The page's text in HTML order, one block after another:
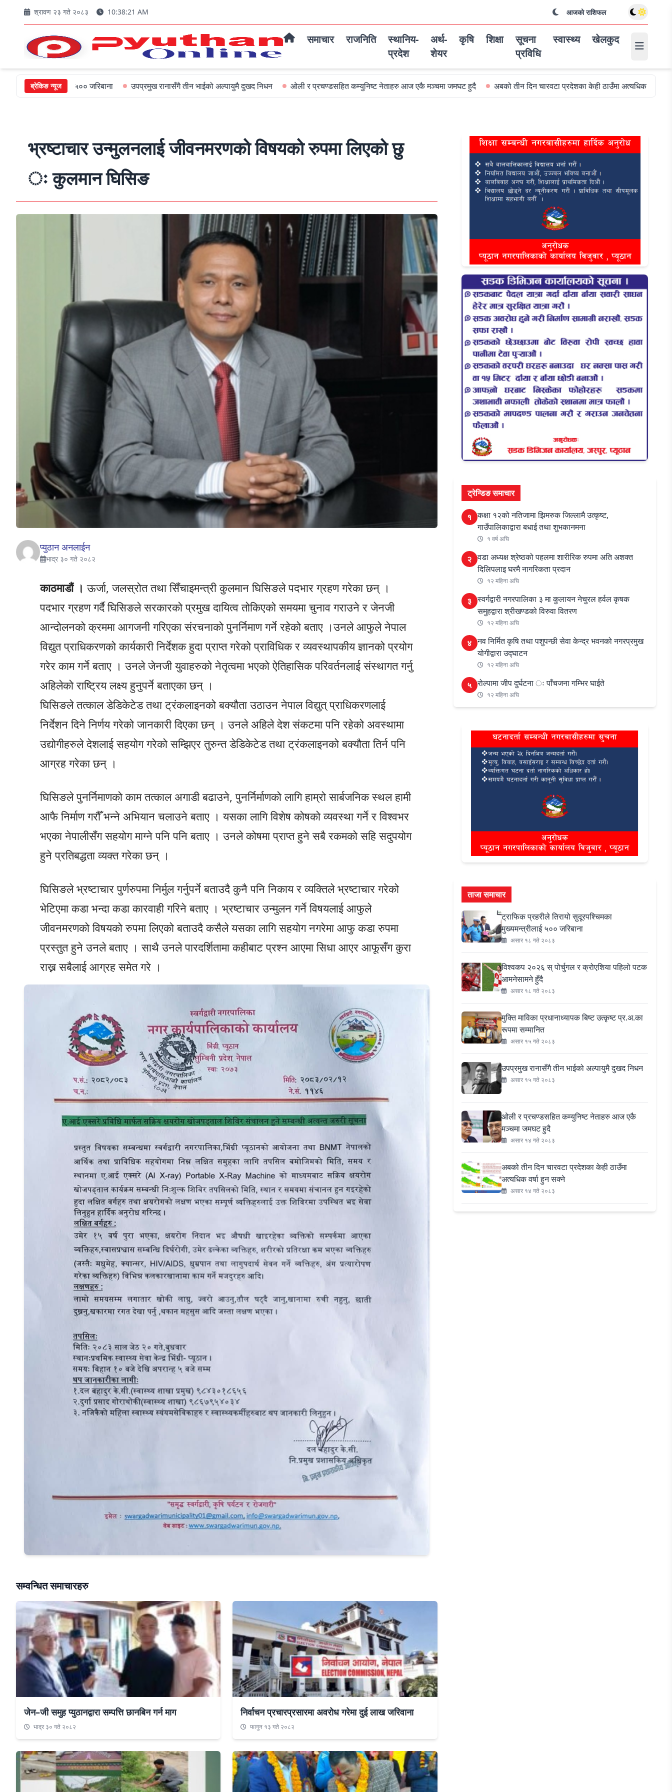
श्रावण २३ गते २०८३ 10:38:23 AM आजको राशिफल
समाचार राजनिति
स्थानिय-
प्रदेश
अर्थ-
शेयर
कृषि शिक्षा
सूचना
प्रविधि
स्वास्थ्य खेलकुद
ब्रेकिङ न्यूज
५०० जरिबाना उपप्रमुख रानासँगै तीन भाईको अल्पायुमै दुखद निधन ओली र प्रचण्डसहित कम्युनिष्ट नेताहरु आज एकै मञ्चमा जमघट हुदै अबको तीन दिन चारवटा प्रदेशका केही ठाउँमा अत्यधिक वर्षा हुन सक्ने
भ्रष्टाचार उन्मुलनलाई जीवनमरणको विषयको रुपमा लिएको छु
ः कुलमान घिसिङ
प्युठान अनलाईन
भाद्र ३० गते २०८२
काठमाडौं । ऊर्जा, जलस्रोत तथा सिँचाइमन्त्री कुलमान घिसिङले पदभार ग्रहण गरेका छन् ।
पदभार ग्रहण गर्दै घिसिङले सरकारको प्रमुख दायित्व तोकिएको समयमा चुनाव गराउने र जेनजी
आन्दोलनको क्रममा आगजनी गरिएका संरचनाको पुनर्निमाण गर्ने रहेको बताए ।उनले आफुले नेपाल
विद्युत प्राधिकरणको कार्यकारी निर्देशक हुदा प्राप्त गरेको प्राविधिक र व्यवस्थापकीय ज्ञानको प्रयोग
गरेर काम गर्ने बताए । उनले जेनजी युवाहरुको नेतृत्वमा भएको ऐतिहासिक परिवर्तनलाई संस्थागत गर्नु
अहिलेको राष्ट्रिय लक्ष्य हुनुपर्ने बताएका छन् ।
घिसिङले तत्काल डेडिकेटेड तथा ट्रंकलाइनको बक्यौता उठाउन नेपाल विद्युत् प्राधिकरणलाई
निर्देशन दिने निर्णय गरेको जानकारी दिएका छन् । उनले अहिले देश संकटमा पनि रहेको अवस्थामा
उद्योगीहरुले देशलाई सहयोग गरेको सम्झिएर तुरुन्त डेडिकेटेड तथा ट्रंकलाइनको बक्यौता तिर्न पनि
आग्रह गरेका छन् ।
घिसिङले पुनर्निमाणको काम तत्काल अगाडी बढाउने, पुनर्निर्माणको लागि हाम्रो सार्बजनिक स्थल हामी
आफै निर्माण गरौँ भन्ने अभियान चलाउने बताए । यसका लागि विशेष कोषको व्यवस्था गर्ने र विश्वभर
भएका नेपालीसँग सहयोग माग्ने पनि पनि बताए । उनले कोषमा प्राप्त हुने सबै रकमको सहि सदुपयोग
हुने प्रतिबद्धता व्यक्त गरेका छन् ।
घिसिङले भ्रष्टाचार पुर्णरुपमा निर्मुल गर्नुपर्ने बताउदै कुनै पनि निकाय र व्यक्तिले भ्रष्टाचार गरेको
भेटिएमा कडा भन्दा कडा कारवाही गरिने बताए । भ्रष्टाचार उन्मुलन गर्ने विषयलाई आफुले
जीवनमरणको विषयको रुपमा लिएको बताउदै कसैले यसका लागि सहयोग नगरेमा आफु कडा रुपमा
प्रस्तुत हुने उनले बताए । साथै उनले पारदर्शितामा कहीबाट प्रश्न आएमा सिधा आएर आफूसँग कुरा
राख्न सबैलाई आग्रह समेत गरे ।
सम्वन्धित समाचारहरु
जेन–जी समुह प्युठानद्वारा सम्पत्ति छानबिन गर्न माग
भाद्र ३० गते २०८२
निर्वाचन प्रचारप्रसारमा अवरोध गरेमा दुई लाख जरिवाना
फागुन १३ गते २०८२
ट्रेन्डिङ समाचार
१ कक्षा १२को नतिजामा झिमरुक जिल्लामै उत्कृष्ट,
गाउँपालिकाद्वारा बधाई तथा शुभकानमना
१ वर्ष अघि
२ वडा अध्यक्ष श्रेष्ठको पहलमा शारीरिक रुपमा अति अशक्त
दिलिपलाइ घरमै नागरिकता प्रदान
१२ महिना अघि
३ स्वर्गद्वारी नगरपालिका ३ मा कुलायन नेचुरल हर्वल कृषक
समुहद्वारा श्रीखण्डको विरुवा वितरण
१२ महिना अघि
४ नव निर्मित कृषि तथा पशुपन्छी सेवा केन्द्र भवनको नगरप्रमुख
योगीद्वारा उद्घाटन
१२ महिना अघि
५ रोल्पामा जीप दुर्घटना ः पाँचजना गम्भिर घाईते
१२ महिना अघि
ताजा समाचार
ट्राफिक प्रहरीले तिरायो सुदूरपश्चिमका
मुख्यमन्त्रीलाई ५०० जरिबाना
असार १८ गते २०८३
विश्वकप २०२६ स् पोर्चुगल र क्रोएशिया पहिलो पटक
आमनेसामने हुँदै
असार १८ गते २०८३
मुक्ति माविका प्रधानाध्यापक बिष्ट उत्कृष्ट प्र.अ.का
रूपमा सम्मानित
असार १५ गते २०८३
उपप्रमुख रानासँगै तीन भाईको अल्पायुमै दुखद निधन
असार १५ गते २०८३
ओली र प्रचण्डसहित कम्युनिष्ट नेताहरु आज एकै
मञ्चमा जमघट हुदै
असार १४ गते २०८३
अबको तीन दिन चारवटा प्रदेशका केही ठाउँमा
अत्यधिक वर्षा हुन सक्ने
असार १४ गते २०८३